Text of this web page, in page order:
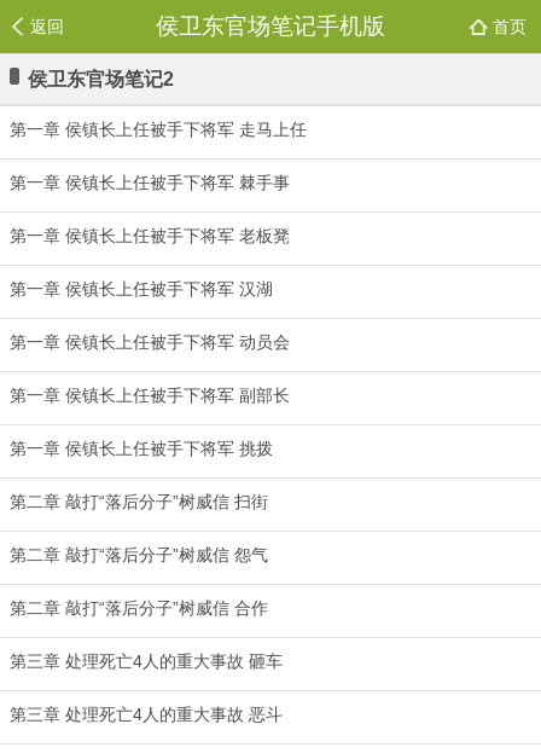
返回 侯卫东官场笔记手机版 首页
侯卫东官场笔记2
第一章 侯镇长上任被手下将军 走马上任
第一章 侯镇长上任被手下将军 棘手事
第一章 侯镇长上任被手下将军 老板凳
第一章 侯镇长上任被手下将军 汉湖
第一章 侯镇长上任被手下将军 动员会
第一章 侯镇长上任被手下将军 副部长
第一章 侯镇长上任被手下将军 挑拨
第二章 敲打“落后分子”树威信 扫街
第二章 敲打“落后分子”树威信 怨气
第二章 敲打“落后分子”树威信 合作
第三章 处理死亡4人的重大事故 砸车
第三章 处理死亡4人的重大事故 恶斗